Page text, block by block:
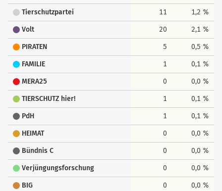
Tierschutzpartei 11 1,2 %
Volt 20 2,1 %
PIRATEN 5 0,5 %
FAMILIE 1 0,1 %
MERA25 0 0,0 %
TIERSCHUTZ hier! 1 0,1 %
PdH 1 0,1 %
HEIMAT 0 0,0 %
Bündnis C 0 0,0 %
Verjüngungsforschung 0 0,0 %
BIG 0 0,0 %